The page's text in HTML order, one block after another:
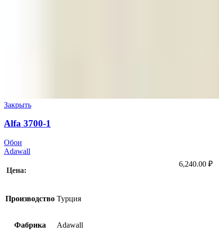
Закрыть
Alfa 3700-1
Обои
Adawall
Цена:
6,240.00 ₽
Производство Турция
Фабрика Adawall